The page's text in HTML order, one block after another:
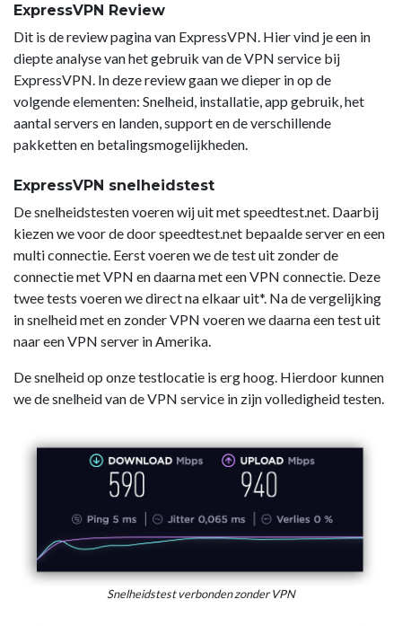
ExpressVPN Review
Dit is de review pagina van ExpressVPN. Hier vind je een in
diepte analyse van het gebruik van de VPN service bij
ExpressVPN. In deze review gaan we dieper in op de
volgende elementen: Snelheid, installatie, app gebruik, het
aantal servers en landen, support en de verschillende
pakketten en betalingsmogelijkheden.
ExpressVPN snelheidstest
De snelheidstesten voeren wij uit met speedtest.net. Daarbij
kiezen we voor de door speedtest.net bepaalde server en een
multi connectie. Eerst voeren we de test uit zonder de
connectie met VPN en daarna met een VPN connectie. Deze
twee tests voeren we direct na elkaar uit*. Na de vergelijking
in snelheid met en zonder VPN voeren we daarna een test uit
naar een VPN server in Amerika.
De snelheid op onze testlocatie is erg hoog. Hierdoor kunnen
we de snelheid van de VPN service in zijn volledigheid testen.
Snelheidstest verbonden zonder VPN